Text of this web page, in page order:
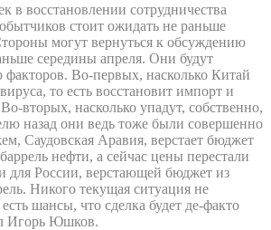
в восстановлении сотрудничества
стоит ожидать не раньше
могут вернуться к обсуждению
середины апреля. Они будут
факторов. Во-первых, насколько Китай
то есть восстановит импорт и
вторых, насколько упадут, собственно,
назад они ведь тоже были совершенно
Саудовская Аравия, верстает бюджет
нефти, а сейчас цены перестали
для России, верстающей бюджет из
Никого текущая ситуация не
шансы, что сделка будет де-факто
Игорь Юшков.